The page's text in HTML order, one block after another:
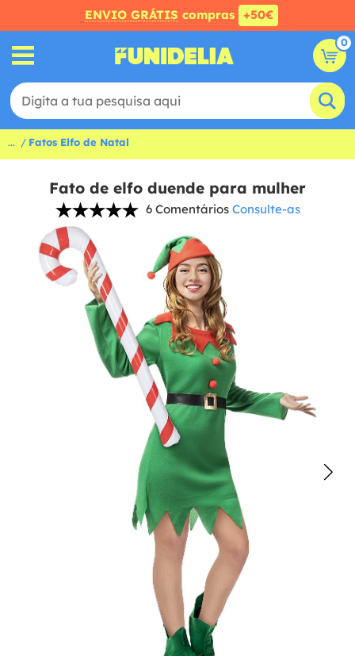
ENVIO GRÁTIS compras +50€
0
... Fatos Elfo de Natal
Fato de elfo duende para mulher
6 Comentários Consulte-as